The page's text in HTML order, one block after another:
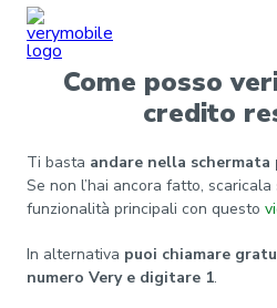
Come posso
credito
Ti basta andare nella schermata
Se non l’hai ancora fatto,
funzionalità principali con questo
In alternativa puoi chiamare
numero Very e digitare 1.